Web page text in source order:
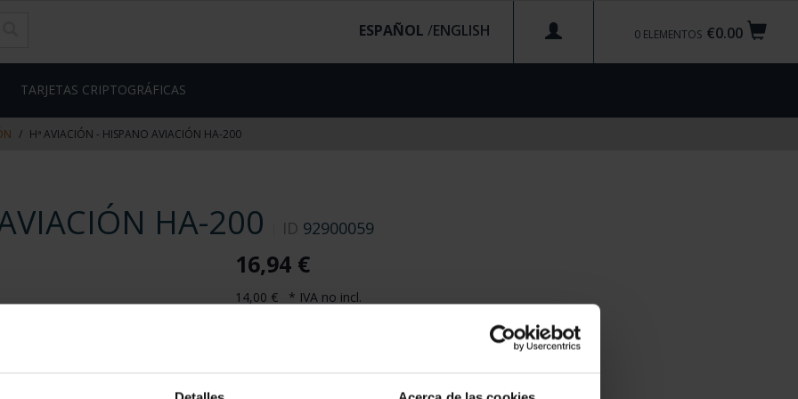
€0.00
0 ELEMENTOS
ESPAÑOL /
TARJETAS CRIPTOGRÁFICAS
Hª AVIACIÓN - HISPANO AVIACIÓN HA-200
HA-200 ID 92900059
16,94 €
14,00 € * IVA no incl.